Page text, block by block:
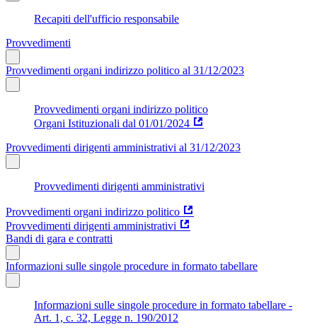
Recapiti dell'ufficio responsabile
Provvedimenti
Provvedimenti organi indirizzo politico al 31/12/2023
Provvedimenti organi indirizzo politico
Organi Istituzionali dal 01/01/2024
Provvedimenti dirigenti amministrativi al 31/12/2023
Provvedimenti dirigenti amministrativi
Provvedimenti organi indirizzo politico
Provvedimenti dirigenti amministrativi
Bandi di gara e contratti
Informazioni sulle singole procedure in formato tabellare
Informazioni sulle singole procedure in formato tabellare -
Art. 1, c. 32, Legge n. 190/2012